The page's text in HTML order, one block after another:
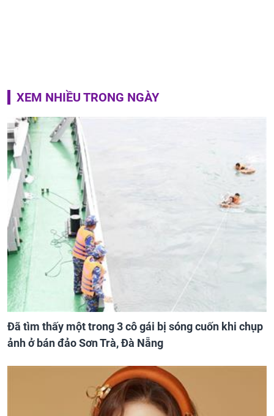
XEM NHIỀU TRONG NGÀY
Đã tìm thấy một trong 3 cô gái bị sóng cuốn khi chụp
ảnh ở bán đảo Sơn Trà, Đà Nẵng